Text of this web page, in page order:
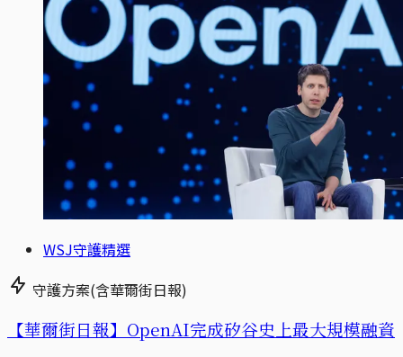
WSJ守護精選
守護方案(含華爾街日報)
【華爾街日報】OpenAI完成矽谷史上最大規模融資